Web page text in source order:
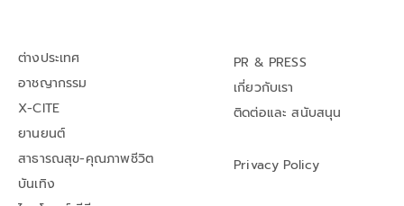
ต่างประเทศ
อาชญากรรม
X-CITE
ยานยนต์
สาธารณสุข-คุณภาพชีวิต
บันเทิง
PR & PRESS
เกี่ยวกับเรา
ติดต่อและ สนับสนุน
Privacy Policy